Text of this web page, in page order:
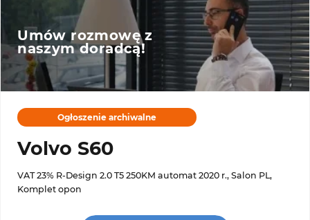
Umów rozmowę z
naszym doradcą!
Ogłoszenie archiwalne
Volvo S60
VAT 23% R-Design 2.0 T5 250KM automat 2020 r., Salon PL,
Komplet opon